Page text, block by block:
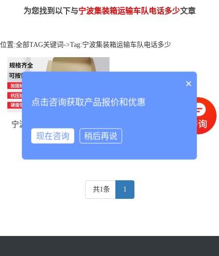
为您找到以下与宁波集装箱运输车队电话多少文章
位置:全部TAG关键词 ->Tag:宁波集装箱运输车队电话多少
共1条 1
×
点击咨询获取产品报价和优惠
现在咨询 稍后再说